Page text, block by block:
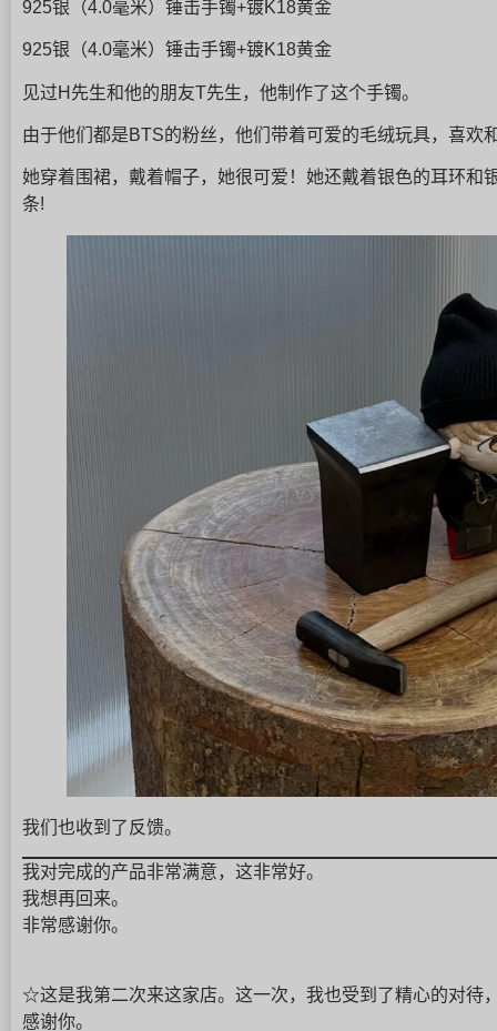
925银（4.0毫米）锤击手镯+镀K18黄金
925银（4.0毫米）锤击手镯+镀K18黄金
见过H先生和他的朋友T先生，他制作了这个手镯。
由于他们都是BTS的粉丝，他们带着可爱的毛绒玩具，喜欢
她穿着围裙，戴着帽子，她很可爱！她还戴着银色的耳环和
条!
我们也收到了反馈。
我对完成的产品非常满意，这非常好。
我想再回来。
非常感谢你。
☆这是我第二次来这家店。这一次，我也受到了精心的对待
感谢你。